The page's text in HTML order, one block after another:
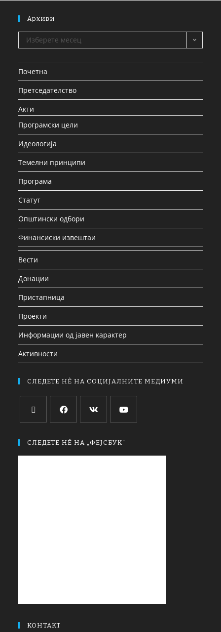
Архиви
Изберете месец
Почетна
Претседателство
Акти
Програмски цели
Идеологија
Темелни принципи
Програма
Статут
Општински одбори
Финансиски извештаи
Вести
Донации
Пристапница
Проекти
Информации од јавен карактер
Активности
СЛЕДЕТЕ НЀ НА СОЦИЈАЛНИТЕ МЕДИУМИ
СЛЕДЕТЕ НЀ НА „ФЕЈСБУК“
КОНТАКТ